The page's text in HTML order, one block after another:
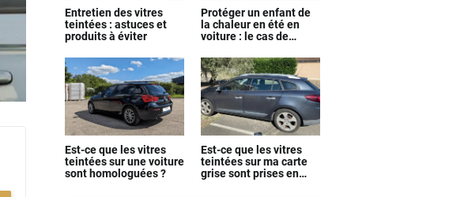
Entretien des vitres
teintées : astuces et
produits à éviter
Protéger un enfant de
la chaleur en été en
voiture : le cas de
Est-ce que les vitres
teintées sur une voiture
sont homologuées ?
Est-ce que les vitres
teintées sur ma carte
grise sont prises en